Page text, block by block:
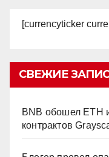
[currencyticker
СВЕЖИЕ
BNB обошел ETH
контрактов